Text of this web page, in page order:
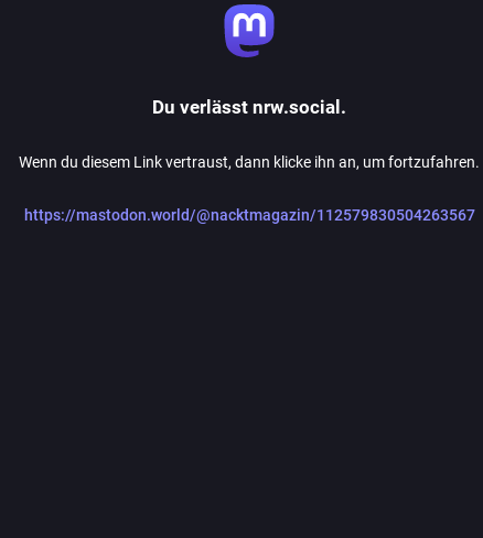
Du verlässt nrw.social.
Wenn du diesem Link vertraust, dann klicke ihn an, um fortzufahren.
https://mastodon.world/@nacktmagazin/112579830504263567